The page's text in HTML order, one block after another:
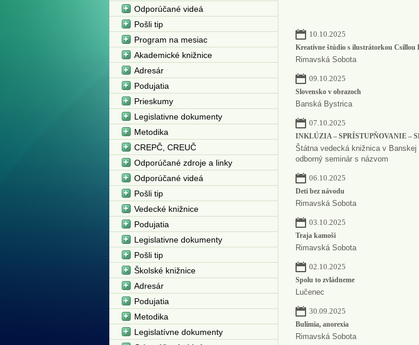
10.10.2025
Kreatívne štúdio s ilustrátorkou Csillou
Rimavská Sobota
09.10.2025
Slovensko v obrazoch
Banská Bystrica
07.10.2025
INKLÚZIA – SPRÍSTUPŇOVANIE –
Štátna vedecká knižnica v
odborný seminár s názvom
06.10.2025
Deti bez návodu
Rimavská Sobota
03.10.2025
Traja kamoši
Rimavská Sobota
02.10.2025
Spolu to zvládneme
Lučenec
30.09.2025
Bulímia, anorexia
Rimavská Sobota
Odporúčané videá
Pošli tip
Program na mesiac
Akademické knižnice
Adresár
Podujatia
Prieskumy
Legislativne dokumenty
Metodika
CREPČ, CREUČ
Odporúčané zdroje a linky
Odporúčané videá
Pošli tip
Vedecké knižnice
Podujatia
Legislativne dokumenty
Pošli tip
Školské knižnice
Adresár
Podujatia
Metodika
Legislatívne dokumenty